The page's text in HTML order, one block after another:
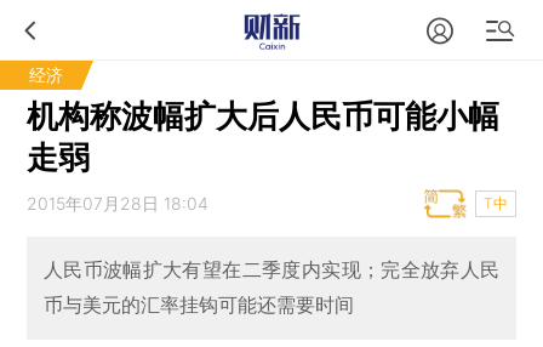
经济
机构称波幅扩大后人民币可能小幅
走弱
2015年07月28日 18:04 T中
人民币波幅扩大有望在二季度内实现；完全放弃人民
币与美元的汇率挂钩可能还需要时间